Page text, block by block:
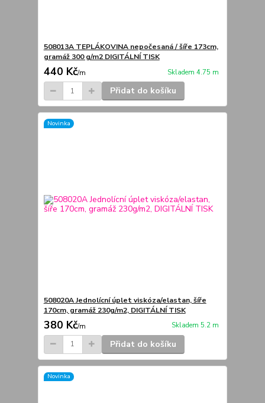
508013A TEPLÁKOVINA nepočesaná / šíře 173cm,
gramáž 300 g/m2 DIGITÁLNÍ TISK
440 Kč/m Skladem 4.75 m
Přidat do košíku
Novinka
508020A Jednolícní úplet viskóza/elastan, šíře
170cm, gramáž 230g/m2, DIGITÁLNÍ TISK
380 Kč/m Skladem 5.2 m
Přidat do košíku
Novinka